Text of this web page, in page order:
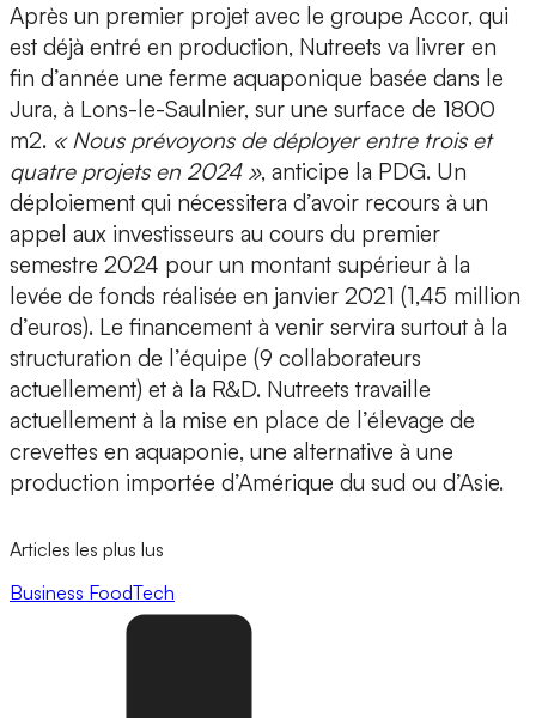
Après un premier projet avec le groupe Accor, qui
est déjà entré en production, Nutreets va livrer en
fin d’année une ferme aquaponique basée dans le
Jura, à Lons-le-Saulnier, sur une surface de 1800
m2. « Nous prévoyons de déployer entre trois et
quatre projets en 2024 », anticipe la PDG. Un
déploiement qui nécessitera d’avoir recours à un
appel aux investisseurs au cours du premier
semestre 2024 pour un montant supérieur à la
levée de fonds réalisée en janvier 2021 (1,45 million
d’euros). Le financement à venir servira surtout à la
structuration de l’équipe (9 collaborateurs
actuellement) et à la R&D. Nutreets travaille
actuellement à la mise en place de l’élevage de
crevettes en aquaponie, une alternative à une
production importée d’Amérique du sud ou d’Asie.
Articles les plus lus
Business FoodTech